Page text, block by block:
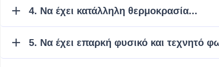
4. Να έχει κατάλληλη θερμοκρασία...
5. Να έχει επαρκή φυσικό και τεχνητό